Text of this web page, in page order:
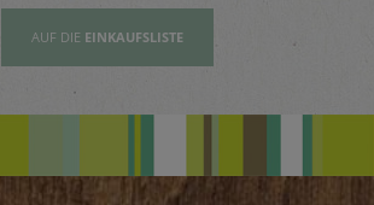
AUF DIE EINKAUFSLISTE